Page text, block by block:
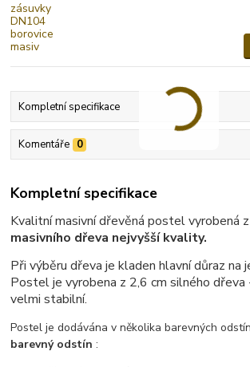
Kompletní specifikace
Komentáře 0
Kompletní specifikace
Kvalitní masivní dřevěná postel vyrobená z
masivního dřeva nejvyšší kvality.
Při výběru dřeva je kladen hlavní důraz na
Postel je vyrobena z 2,6 cm silného dřeva
velmi stabilní.
Postel je dodávána v několika barevných
barevný odstín :